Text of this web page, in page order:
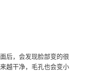
后，会发现脸部变的很
越干净，毛孔也会变小